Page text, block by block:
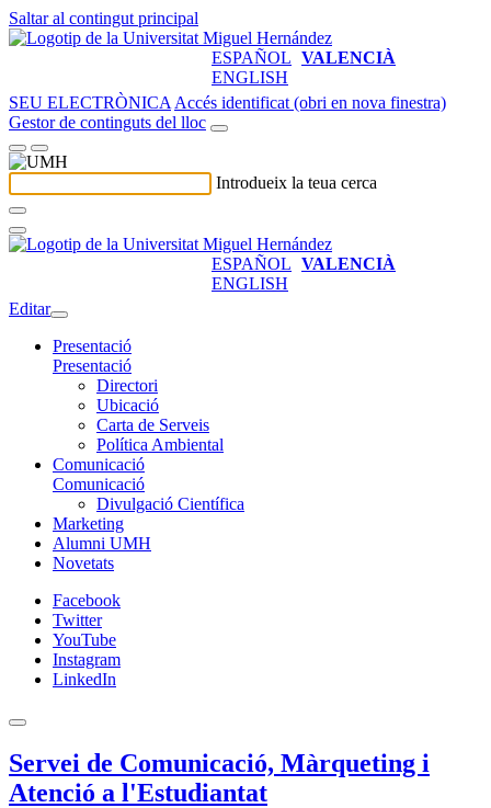
Saltar al contingut principal
ESPAÑOL VALENCIÀ
ENGLISH
SEU ELECTRÒNICA Accés identificat (obri en nova finestra)
Gestor de continguts del lloc
Introdueix la teua cerca
ESPAÑOL VALENCIÀ
ENGLISH
Editar
Presentació
Presentació
Directori
Ubicació
Carta de Serveis
Política Ambiental
Comunicació
Comunicació
Divulgació Científica
Marketing
Alumni UMH
Novetats
Facebook
Twitter
YouTube
Instagram
LinkedIn
Servei de Comunicació, Màrqueting i
Atenció a l'Estudiantat